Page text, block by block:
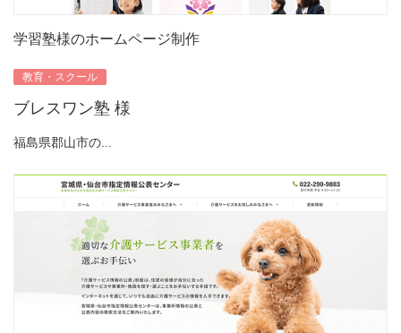
学習塾様のホームページ制作
教育・スクール
ブレスワン塾 様
福島県郡山市の...